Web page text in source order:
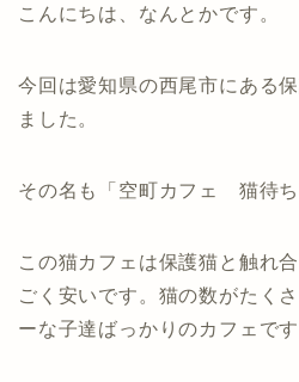
こんにちは、なんとかです。
今回は愛知県の西尾市にある
ました。
その名も「空町カフェ 猫待ち
この猫カフェは保護猫と触れ
ごく安いです。猫の数がたく
ーな子達ばっかりのカフェです